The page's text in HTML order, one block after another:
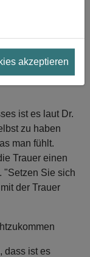
von
fühlen, die Sie
ist es laut Dr.
zu haben
man fühlt.
Trauer einen
"Setzen Sie sich
der Trauer
dass ist es
akzeptieren